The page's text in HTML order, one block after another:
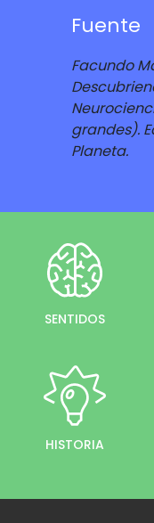
Fuente
Facundo
grandes).
Planeta.
SENTIDOS
HISTORIA